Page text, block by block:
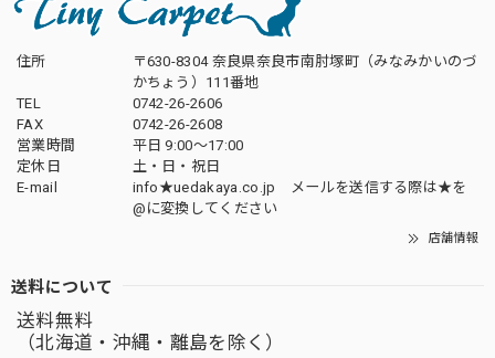
住所
〒630-8304 奈良県奈良市南肘塚町（みなみかいのづ
かちょう）111番地
TEL
0742-26-2606
FAX
0742-26-2608
営業時間
平日 9:00～17:00
定休日
土・日・祝日
E-mail
info★uedakaya.co.jp メールを送信する際は★を
@に変換してください
店舗情報
送料について
送料無料
（北海道・沖縄・離島を除く）